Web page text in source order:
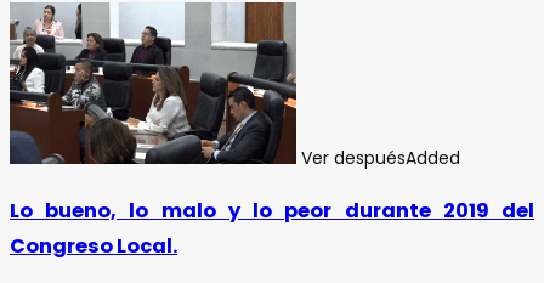
Ver despuésAdded
Lo bueno, lo malo y lo peor durante 2019 del
Congreso Local.